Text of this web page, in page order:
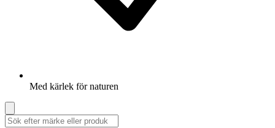
Med kärlek för naturen